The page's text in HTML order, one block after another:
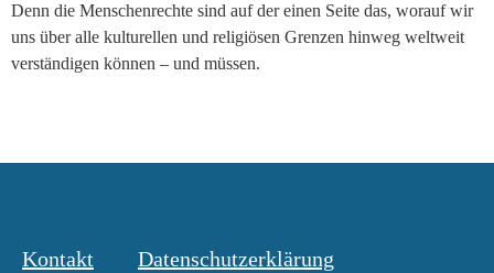
Denn die Menschenrechte sind auf der einen Seite das, worauf wir
uns über alle kulturellen und religiösen Grenzen hinweg weltweit
verständigen können – und müssen.
Kontakt Datenschutzerklärung